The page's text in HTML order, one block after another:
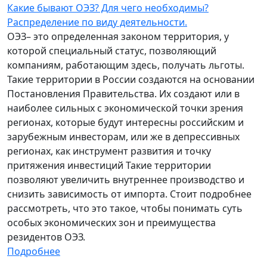
Какие бывают ОЭЗ? Для чего необходимы?
Распределение по виду деятельности.
ОЭЗ– это определенная законом территория, у
которой специальный статус, позволяющий
компаниям, работающим здесь, получать льготы.
Такие территории в России создаются на основании
Постановления Правительства. Их создают или в
наиболее сильных с экономической точки зрения
регионах, которые будут интересны российским и
зарубежным инвесторам, или же в депрессивных
регионах, как инструмент развития и точку
притяжения инвестиций Такие территории
позволяют увеличить внутреннее производство и
снизить зависимость от импорта. Стоит подробнее
рассмотреть, что это такое, чтобы понимать суть
особых экономических зон и преимущества
резидентов ОЭЗ.
Подробнее